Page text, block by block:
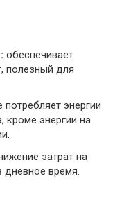
обеспечивает
полезный для
потребляет энергии
кроме энергии на
затрат на
дневное время.